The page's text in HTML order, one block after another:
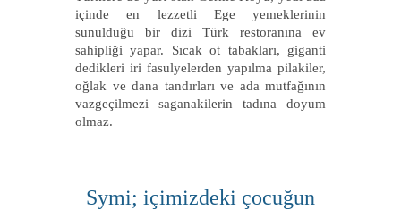
içinde en lezzetli Ege yemeklerinin
sunulduğu bir dizi Türk restoranına ev
sahipliği yapar. Sıcak ot tabakları, giganti
dedikleri iri fasulyelerden yapılma pilakiler,
oğlak ve dana tandırları ve ada mutfağının
vazgeçilmezi saganakilerin tadına doyum
olmaz.
Symi; içimizdeki çocuğun